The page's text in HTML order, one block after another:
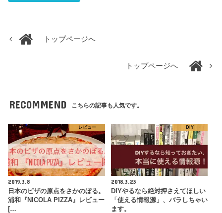
トップページへ
トップページへ
RECOMMEND こちらの記事も人気です。
レビュー
2019.3.8
日本のピザの原点をさかのぼる。
浦和『NICOLA PIZZA』レビュー
[…
DIY
2018.3.23
DIYやるなら絶対押さえてほしい
「使える情報源」、バラしちゃい
ます。